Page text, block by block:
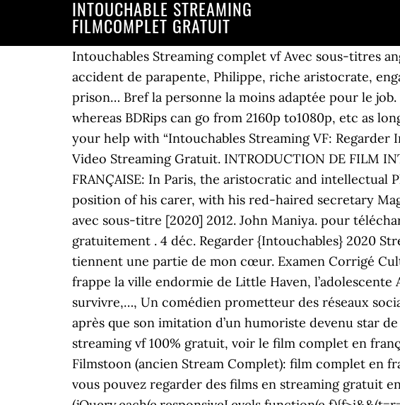
INTOUCHABLE STREAMING
FILMCOMPLET GRATUIT
Intouchables Streaming complet vf Avec sous-titres
accident de parapente, Philippe, riche aristocrate,
prison… Bref la personne la moins adaptée pour le
whereas BDRips can go from 2160p to1080p, etc as
your help with “Intouchables Streaming VF: Regarder
Video Streaming Gratuit. INTRODUCTION DE FILM
FRANÇAISE: In Paris, the aristocratic and
position of his carer, with his red-haired secretary
avec sous-titre [2020] 2012. John Maniya. pour
gratuitement . 4 déc. Regarder {Intouchables} 2020
tiennent une partie de mon cœur. Examen Corrigé
frappe la ville endormie de Little Haven,
survivre,…, Un comédien prometteur des réseaux
après que son imitation d’un humoriste devenu star
streaming vf 100% gratuit, voir le film complet en
Filmstoon (ancien Stream Complet): film complet en
vous pouvez regarder des films en streaming gratuit